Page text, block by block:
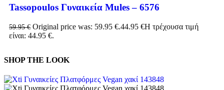
Tassopoulos Γυναικεία Mules – 6576
59.95€ Original price was: 59.95 €.44.95 €Η τρέχουσα τιμή
είναι: 44.95 €.
SHOP THE LOOK